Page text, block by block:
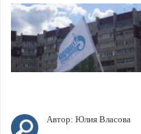
Автор: Юлия Власова